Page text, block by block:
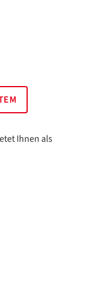
Ihnen als